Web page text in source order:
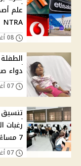
NTRA
دواء
7 مساءً